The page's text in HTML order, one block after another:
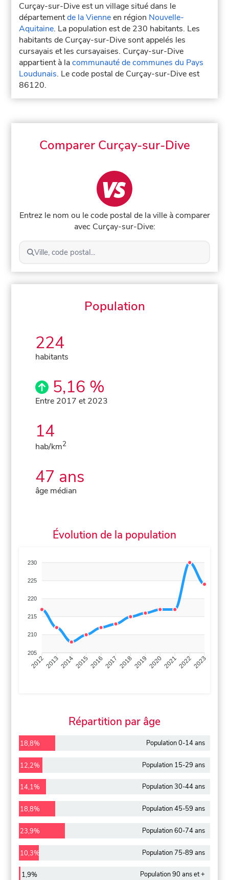
Curçay-sur-Dive est un village situé dans le
départementde la Vienneen région Nouvelle-
Aquitaine. La population est de 230 habitants. Les
habitants de Curçay-sur-Dive sont appelés les
cursayais et les cursayaises. Curçay-sur-Dive
appartient à lacommunauté de communes du Pays
Loudunais. Le code postal de Curçay-sur-Dive est
86120.
Comparer Curçay-sur-Dive
Entrez le nom ou le code postal de la ville à comparer
avec Curçay-sur-Dive:
Ville, code postal...
Population
224
habitants
5,16 %
Entre 2017 et 2023
14
hab/km2
47 ans
âge médian
Évolution de la population
230
225
220
215
210
205
201220132014201520162017 20182019 2020202120222023
Répartition par âge
18,8% Population 0-14 ans
12,2% Population 15-29 ans
14,1% Population 30-44 ans
18,8% Population 45-59 ans
23,9% Population 60-74 ans
10,3% Population 75-89 ans
1,9% Population 90 ans et +